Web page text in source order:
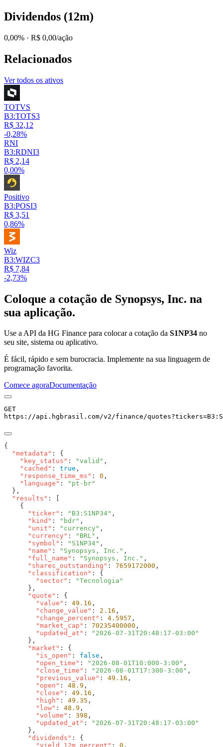
Dividendos (12m)
0,00% · R$ 0,00/ação
Relacionados
Ver todos os ativos
TOTVS
B3:TOTS3
R$ 32,12
-0,28%
RNI
B3:RDNI3
R$ 2,14
0,00%
Positivo
B3:POSI3
R$ 3,51
0,86%
Wiz
B3:WIZC3
R$ 7,84
-2,73%
Coloque a cotação de Synopsys, Inc. na
sua aplicação.
Use a API da HG Finance para colocar a cotação da S1NP34 no
seu site, sistema ou aplicativo.
É fácil, rápido e sem burocracia. Implemente na sua linguagem de
programação favorita.
Comece agoraDocumentação
GET
https://api.hgbrasil.com/v2/finance/quotes?tickers=
  "metadata"
    "key_status"
: "valid"
    "cached"
: true
    "response_time_ms"
: 0
    "language"
:
  "results"
      "ticker"
: "B3:S1NP34"
      "kind"
: "bdr"
      "unit"
: "currency"
      "currency"
: "BRL"
      "symbol"
: "S1NP34"
      "name"
: "Synopsys, Inc."
      "full_name"
: "Synopsys, Inc."
      "shares_outstanding"
: 7659172000
      "classification"
        "sector"
:
      "quote"
        "value"
: 49.16
        "change_value"
: 2.16
        "change_percent"
: 4.5957
        "market_cap"
: 70235400000
        "updated_at"
:
      "market"
        "is_open"
: false
        "open_time"
: "2026-08-01T10:000-3:00"
        "close_time"
: "2026-08-01T17:300-3:00"
        "previous_value"
: 49.16
        "open"
: 48.9
        "close"
: 49.16
        "high"
: 49.35
        "low"
: 48.9
        "volume"
: 398
        "updated_at"
:
      "dividends"
        "yield_12m_percent"
: 0